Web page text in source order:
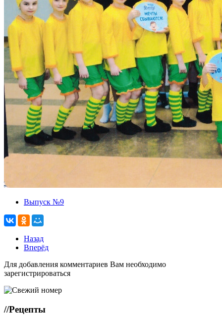
Выпуск №9
Назад
Вперёд
Для добавления комментариев Вам необходимо
зарегистрироваться
//Рецепты